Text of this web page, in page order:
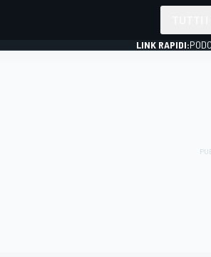
LINK RAPIDI: